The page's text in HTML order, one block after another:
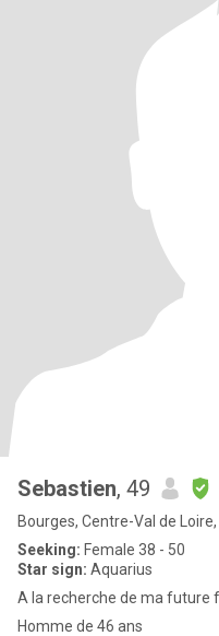
Sebastien, 49
Bourges, Centre-Val de
Seeking: Female 38 - 50
Star sign: Aquarius
A la recherche de ma future
Homme de 46 ans